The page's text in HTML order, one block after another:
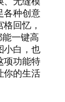
各种创意
回忆，
一键高
小白，也
项功能特
你的生活